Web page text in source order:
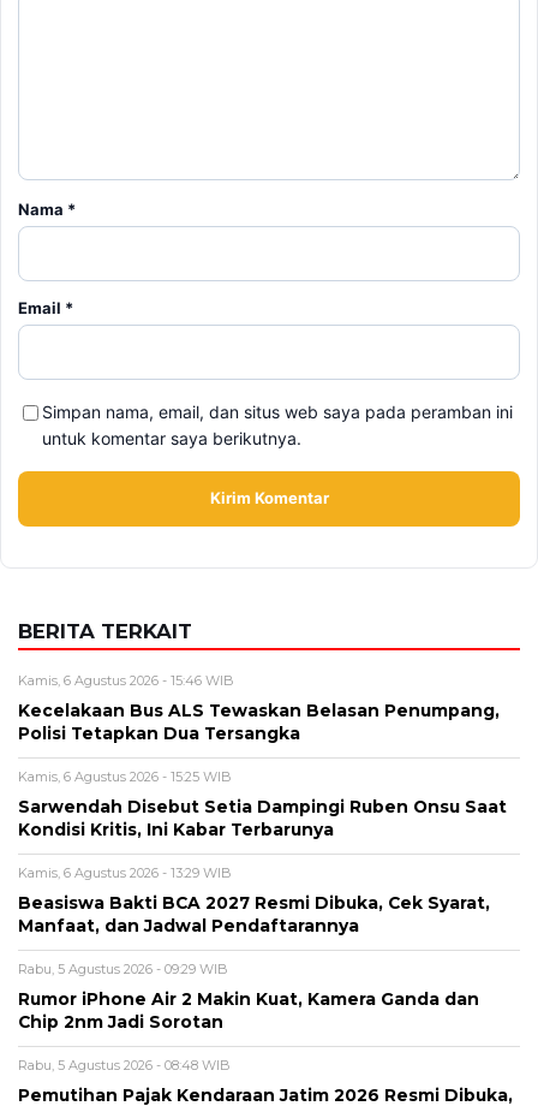
Nama *
Email *
Simpan nama, email, dan situs web saya pada peramban ini
untuk komentar saya berikutnya.
BERITA TERKAIT
Kamis, 6 Agustus 2026 - 15:46 WIB
Kecelakaan Bus ALS Tewaskan Belasan Penumpang,
Polisi Tetapkan Dua Tersangka
Kamis, 6 Agustus 2026 - 15:25 WIB
Sarwendah Disebut Setia Dampingi Ruben Onsu Saat
Kondisi Kritis, Ini Kabar Terbarunya
Kamis, 6 Agustus 2026 - 13:29 WIB
Beasiswa Bakti BCA 2027 Resmi Dibuka, Cek Syarat,
Manfaat, dan Jadwal Pendaftarannya
Rabu, 5 Agustus 2026 - 09:29 WIB
Rumor iPhone Air 2 Makin Kuat, Kamera Ganda dan
Chip 2nm Jadi Sorotan
Rabu, 5 Agustus 2026 - 08:48 WIB
Pemutihan Pajak Kendaraan Jatim 2026 Resmi Dibuka,